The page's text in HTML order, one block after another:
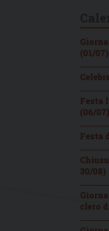
(01/07)
Festa
(06/07)
Festa
30/08)
clero